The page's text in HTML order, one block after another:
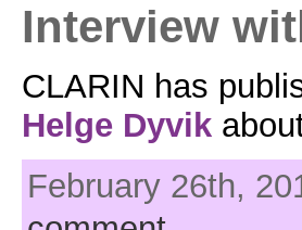
Interview
CLARIN has
Helge Dyvik
February 26th,